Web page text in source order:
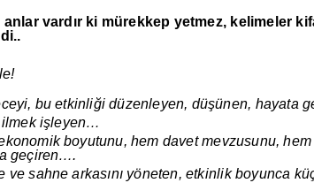
anlar vardır ki mürekkep yetmez, kelimeler
bu etkinliği düzenleyen, düşünen, hayata
ilmek işleyen…
boyutunu, hem davet mevzusunu,
geçiren….
ve sahne arkasını yöneten, etkinlik boyunca